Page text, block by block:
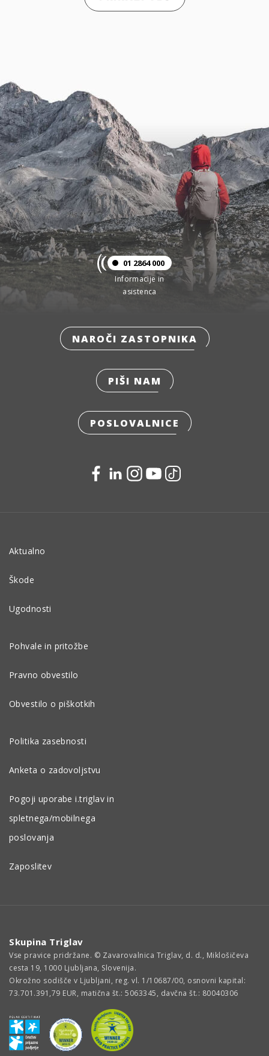
01 2864 000
Informacije in
asistenca
NAROČI ZASTOPNIKA
PIŠI NAM
POSLOVALNICE
Aktualno
Škode
Ugodnosti
Pohvale in pritožbe
Pravno obvestilo
Obvestilo o piškotkih
Politika zasebnosti
Anketa o zadovoljstvu
Pogoji uporabe i.triglav in
spletnega/mobilnega
poslovanja
Zaposlitev
Skupina Triglav
Vse pravice pridržane. © Zavarovalnica Triglav, d. d., Miklošičeva
cesta 19, 1000 Ljubljana, Slovenija.
Okrožno sodišče v Ljubljani, reg. vl. 1/10687/00, osnovni kapital:
73.701.391,79 EUR, matična št.: 5063345, davčna št.: 80040306